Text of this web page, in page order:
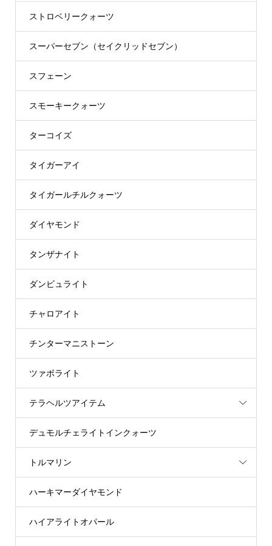
ストロベリークォーツ
スーパーセブン（セイクリッドセブン）
スフェーン
スモーキークォーツ
ターコイズ
タイガーアイ
タイガールチルクォーツ
ダイヤモンド
タンザナイト
ダンビュライト
チャロアイト
チンターマニストーン
ツァボライト
テラヘルツアイテム
デュモルチェライトインクォーツ
トルマリン
ハーキマーダイヤモンド
ハイアライトオパール